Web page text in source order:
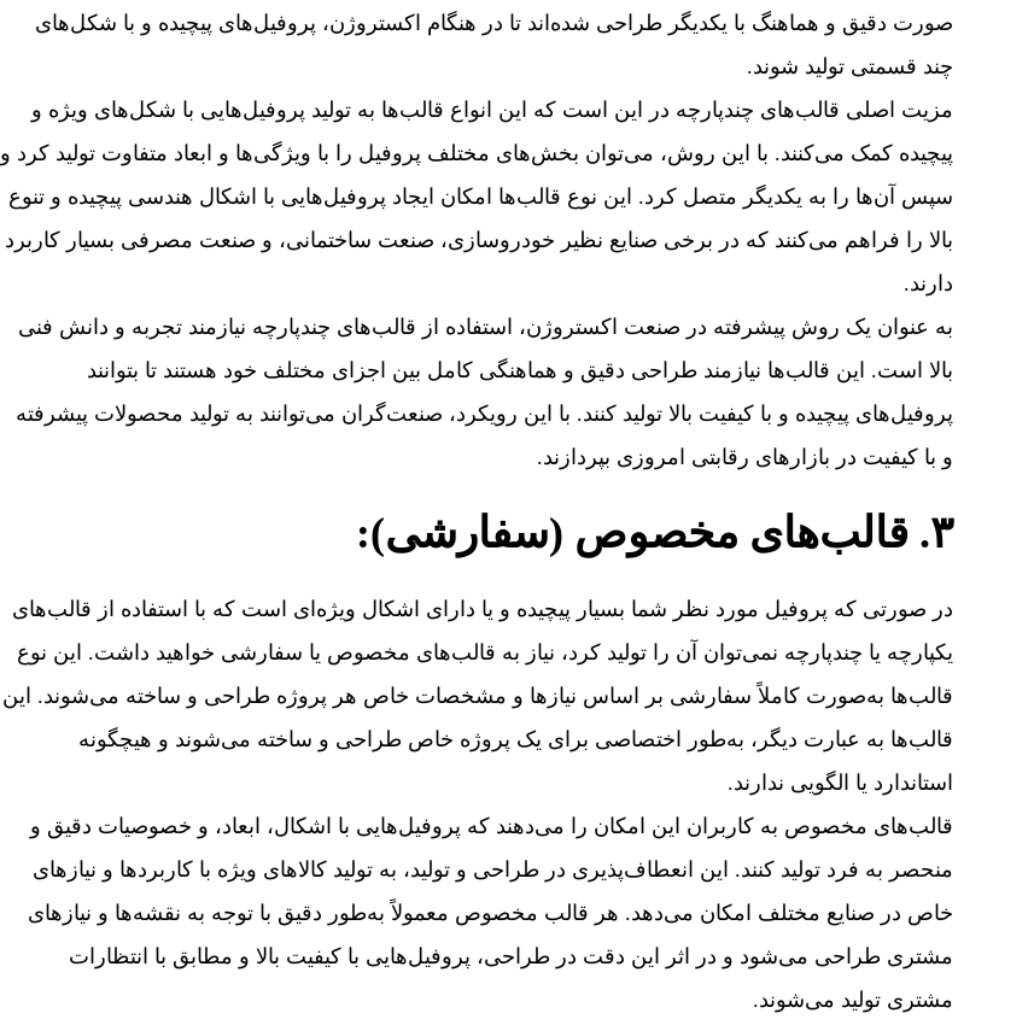
صورت دقیق و هماهنگ با یکدیگر طراحی شده‌اند تا در هنگام اکستروژن، پروفیل‌های پیچیده و با شکل‌های
چند قسمتی تولید شوند.
مزیت اصلی قالب‌های چندپارچه در این است که این انواع قالب‌ها به تولید پروفیل‌هایی با شکل‌های ویژه و
پیچیده کمک می‌کنند. با این روش، می‌توان بخش‌های مختلف پروفیل را با ویژگی‌ها و ابعاد متفاوت تولید کرد و
سپس آن‌ها را به یکدیگر متصل کرد. این نوع قالب‌ها امکان ایجاد پروفیل‌هایی با اشکال هندسی پیچیده و تنوع
بالا را فراهم می‌کنند که در برخی صنایع نظیر خودروسازی، صنعت ساختمانی، و صنعت مصرفی بسیار کاربرد
دارند.
به عنوان یک روش پیشرفته در صنعت اکستروژن، استفاده از قالب‌های چندپارچه نیازمند تجربه و دانش فنی
بالا است. این قالب‌ها نیازمند طراحی دقیق و هماهنگی کامل بین اجزای مختلف خود هستند تا بتوانند
پروفیل‌های پیچیده و با کیفیت بالا تولید کنند. با این رویکرد، صنعت‌گران می‌توانند به تولید محصولات پیشرفته
و با کیفیت در بازارهای رقابتی امروزی بپردازند.
۳. قالب‌های مخصوص (سفارشی):
در صورتی که پروفیل مورد نظر شما بسیار پیچیده و یا دارای اشکال ویژه‌ای است که با استفاده از قالب‌های
یکپارچه یا چندپارچه نمی‌توان آن را تولید کرد، نیاز به قالب‌های مخصوص یا سفارشی خواهید داشت. این نوع
قالب‌ها به‌صورت کاملاً سفارشی بر اساس نیازها و مشخصات خاص هر پروژه طراحی و ساخته می‌شوند. این
قالب‌ها به عبارت دیگر، به‌طور اختصاصی برای یک پروژه خاص طراحی و ساخته می‌شوند و هیچگونه
استاندارد یا الگویی ندارند.
قالب‌های مخصوص به کاربران این امکان را می‌دهند که پروفیل‌هایی با اشکال، ابعاد، و خصوصیات دقیق و
منحصر به فرد تولید کنند. این انعطاف‌پذیری در طراحی و تولید، به تولید کالاهای ویژه با کاربردها و نیازهای
خاص در صنایع مختلف امکان می‌دهد. هر قالب مخصوص معمولاً به‌طور دقیق با توجه به نقشه‌ها و نیازهای
مشتری طراحی می‌شود و در اثر این دقت در طراحی، پروفیل‌هایی با کیفیت بالا و مطابق با انتظارات
مشتری تولید می‌شوند.